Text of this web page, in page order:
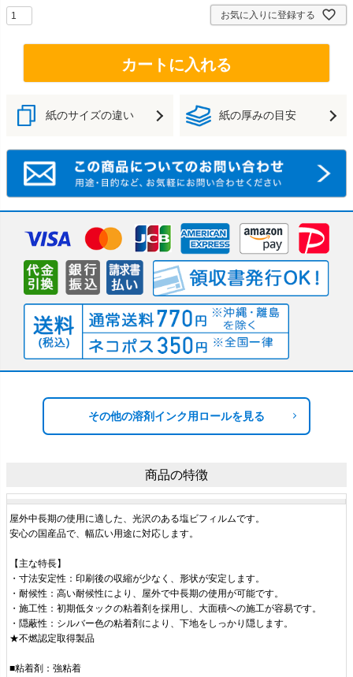
お気に入りに登録する
カートに入れる
紙のサイズの違い 紙の厚みの目安
その他の溶剤インク用ロールを見る
商品の特徴
屋外中長期の使用に適した、光沢のある塩ビフィルムです。
安心の国産品で、幅広い用途に対応します。
【主な特長】
・寸法安定性：印刷後の収縮が少なく、形状が安定します。
・耐候性：高い耐候性により、屋外で中長期の使用が可能です。
・施工性：初期低タックの粘着剤を採用し、大面積への施工が容易です。
・隠蔽性：シルバー色の粘着剤により、下地をしっかり隠します。
★不燃認定取得製品
■粘着剤：強粘着